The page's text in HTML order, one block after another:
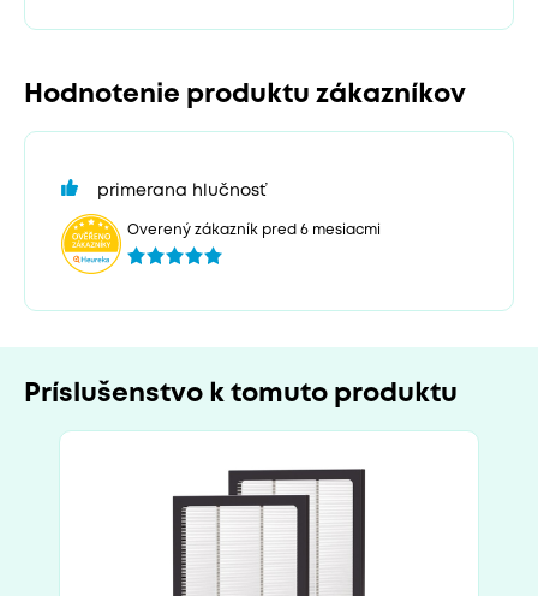
Hodnotenie produktu zákazníkov
primerana hlučnosť
Overený zákazník pred 6 mesiacmi
Príslušenstvo k tomuto produktu